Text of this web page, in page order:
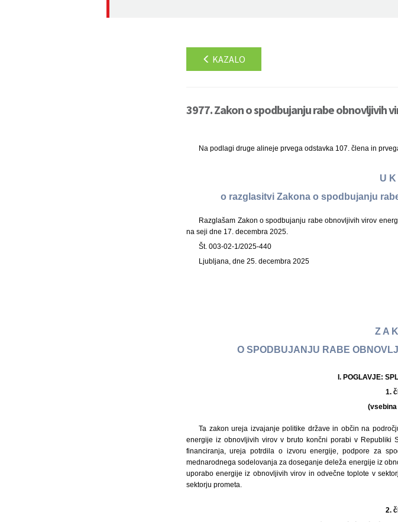
KAZALO
3977. Zakon o spodbujanju rabe obnovljivih
Na podlagi druge alineje prvega odstavka 107. člena in
U K
o razglasitvi Zakona o spodbujanju
Razglašam Zakon o spodbujanju rabe obnovljivih virov
na seji dne 17. decembra 2025.
Št. 003-02-1/2025-440
Ljubljana, dne 25. decembra 2025
Z A
O SPODBUJANJU RABE
I. POGLAVJE:
1.
Ta zakon ureja izvajanje politike države in občin na
energije iz obnovljivih virov v bruto končni porabi v
financiranja, ureja potrdila o izvoru energije, podpore za
mednarodnega sodelovanja za doseganje deleža energije iz
uporabo energije iz obnovljivih virov in odvečne toplote v
sektorju prometa.
2.